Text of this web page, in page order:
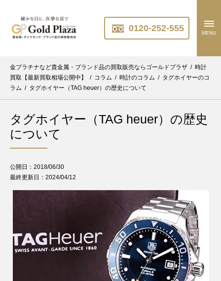
0120-252-555 MENU
金プラチナなど貴金属・ブランド品の買取販売ならゴールドプラザ / 時計
買取【最新買取相場公開中】
/ コラム / 時計のコラム / タグホイヤーのコ
ラム / タグホイヤー（TAG heuer）の歴史について
タグホイヤー（TAG heuer）の歴史
について
公開日：2018/06/30
最終更新日：2024/04/12